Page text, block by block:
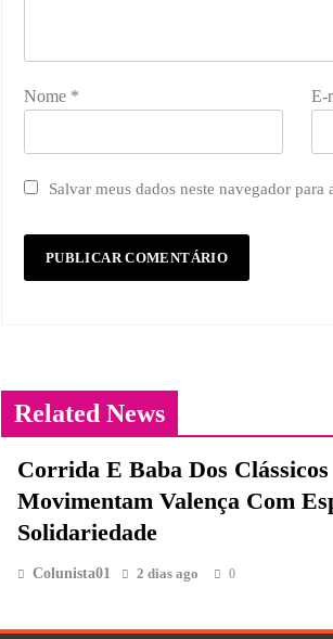
Nome * E-
Salvar meus dados neste navegador
Related News
Corrida E Baba Dos Clássicos
Movimentam Valença Com
Solidariedade
Colunista01 2 dias ago 0